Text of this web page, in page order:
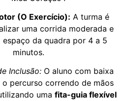
(O Exercício): A turma é
uma corrida moderada e
da quadra por 4 a 5
minutos.
Inclusão: O aluno com baixa
percurso correndo de mãos
uma fita-guia flexível